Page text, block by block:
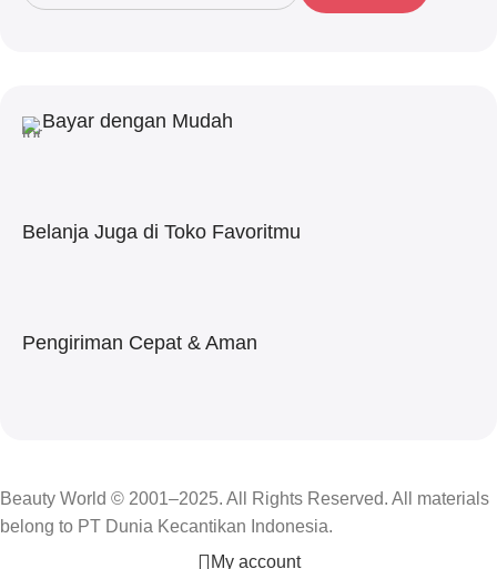
Bayar dengan Mudah
Belanja Juga di Toko Favoritmu
Pengiriman Cepat & Aman
Beauty World © 2001–2025. All Rights Reserved. All materials
belong to PT Dunia Kecantikan Indonesia.
My account